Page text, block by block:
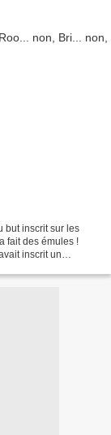
but inscrit sur les
fait des émules !
inscrit un